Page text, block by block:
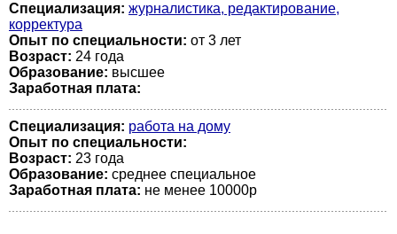
Специализация: журналистика, редактирование,
корректура
Опыт по специальности: от 3 лет
Возраст: 24 годa
Образование: высшее
Заработная плата:
Специализация: работа на дому
Опыт по специальности:
Возраст: 23 годa
Образование: среднее специальное
Заработная плата: не менее 10000р